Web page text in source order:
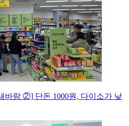
바람 ②] 단돈 1000원, 다이소가 낮